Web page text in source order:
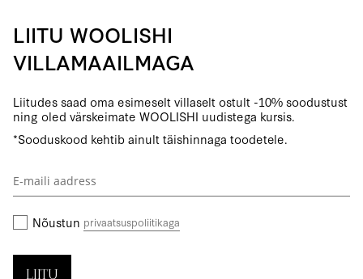
LIITU WOOLISHI
VILLAMAAILMAGA
Liitudes saad oma esimeselt villaselt ostult -10% soodustust
ning oled värskeimate WOOLISHI uudistega kursis.
*Sooduskood kehtib ainult täishinnaga toodetele.
Liitu
Nõustun privaatsuspoliitikaga
LIITU